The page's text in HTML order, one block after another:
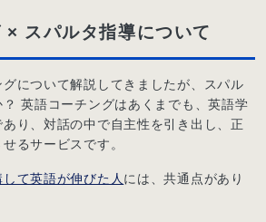
スパルタ指導について
について解説してきましたが、スパル
英語コーチングはあくまでも、英語学
り、対話の中で自主性を引き出し、正
るサービスです。
て英語が伸びた人 には、共通点があり